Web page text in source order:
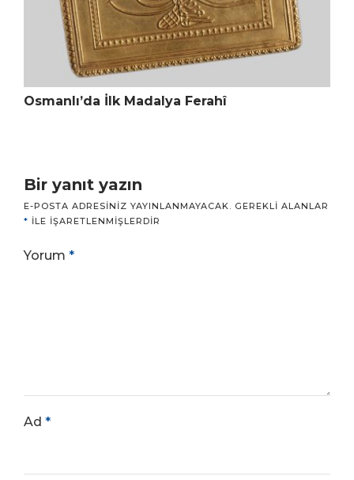
Osmanlı’da İlk Madalya Ferahî
Bir yanıt yazın
E-POSTA ADRESINIZ YAYINLANMAYACAK.
GEREKLI ALANLAR
* ILE IŞARETLENMIŞLERDIR
Yorum *
Ad *